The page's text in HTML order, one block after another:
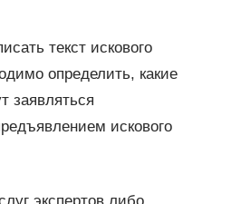
текст искового
определить, какие
заявляться
искового